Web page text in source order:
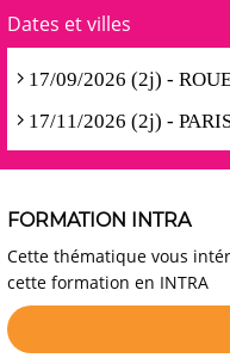
Dates et villes
17/09/2026 (2j) -
17/11/2026 (2j) -
FORMATION INTRA
Cette thématique vous
cette formation en INTRA